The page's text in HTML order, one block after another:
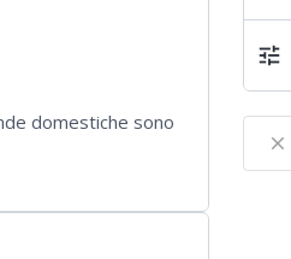
domestiche sono
tune
close